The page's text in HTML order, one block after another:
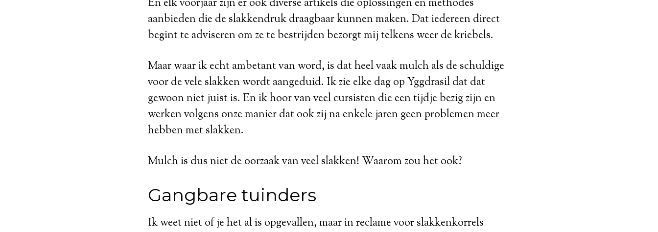
En elk voorjaar zijn er ook diverse artikels die oplossingen en methodes
aanbieden die de slakkendruk draagbaar kunnen maken. Dat iedereen direct
begint te adviseren om ze te bestrijden bezorgt mij telkens weer de kriebels.
Maar waar ik echt ambetant van word, is dat heel vaak mulch als de schuldige
voor de vele slakken wordt aangeduid. Ik zie elke dag op Yggdrasil dat dat
gewoon niet juist is. En ik hoor van veel cursisten die een tijdje bezig zijn en
werken volgens onze manier dat ook zij na enkele jaren geen problemen meer
hebben met slakken.
Mulch is dus niet de oorzaak van veel slakken! Waarom zou het ook?
Gangbare tuinders
Ik weet niet of je het al is opgevallen, maar in reclame voor slakkenkorrels